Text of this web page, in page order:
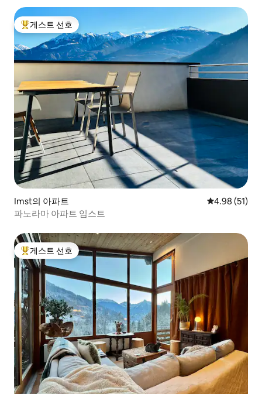
상위 게스트 선호
게스트 선호
Imst의 아파트 평점 4.98점
4.98 (51)
파노라마 아파트 임스트
상위 게스트 선호
게스트 선호